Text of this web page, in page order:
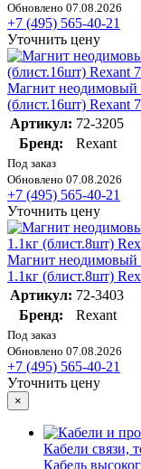
Обновлено 07.08.2026
+7 (495) 565-40-21
Уточнить цену
Магнит неодимовый
(блист.16шт) Rexant
Артикул: 72-3205
Бренд:
Rexant
Под заказ
Обновлено 07.08.2026
+7 (495) 565-40-21
Уточнить цену
Магнит неодимовый
1.1кг (блист.8шт)
Артикул: 72-3403
Бренд:
Rexant
Под заказ
Обновлено 07.08.2026
+7 (495) 565-40-21
Уточнить цену
×
Кабели связи,
Кабель